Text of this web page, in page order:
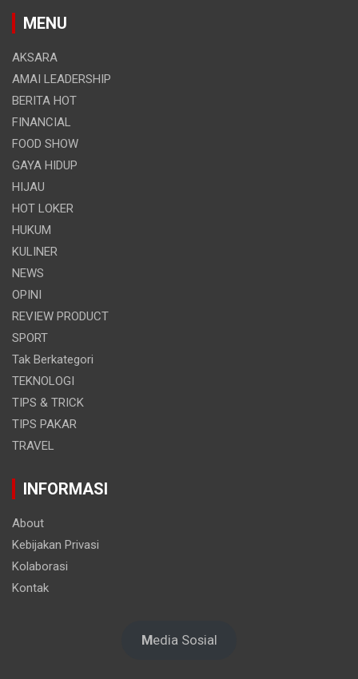
MENU
AKSARA
AMAI LEADERSHIP
BERITA HOT
FINANCIAL
FOOD SHOW
GAYA HIDUP
HIJAU
HOT LOKER
HUKUM
KULINER
NEWS
OPINI
REVIEW PRODUCT
SPORT
Tak Berkategori
TEKNOLOGI
TIPS & TRICK
TIPS PAKAR
TRAVEL
INFORMASI
About
Kebijakan Privasi
Kolaborasi
Kontak
Media Sosial